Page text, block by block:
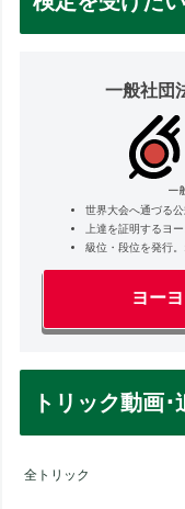
一般社団
世界大会へ通づる
上達を証明するヨ
級位・段位を発行
ヨー
トリック動画･
全トリック